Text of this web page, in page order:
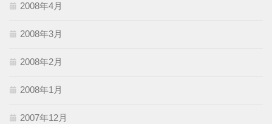
2008年4月
2008年3月
2008年2月
2008年1月
2007年12月